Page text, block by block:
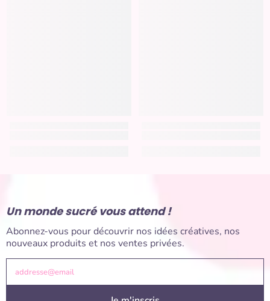
Un monde sucré vous attend !
Abonnez-vous pour découvrir nos idées créatives, nos
nouveaux produits et nos ventes privées.
addresse@email